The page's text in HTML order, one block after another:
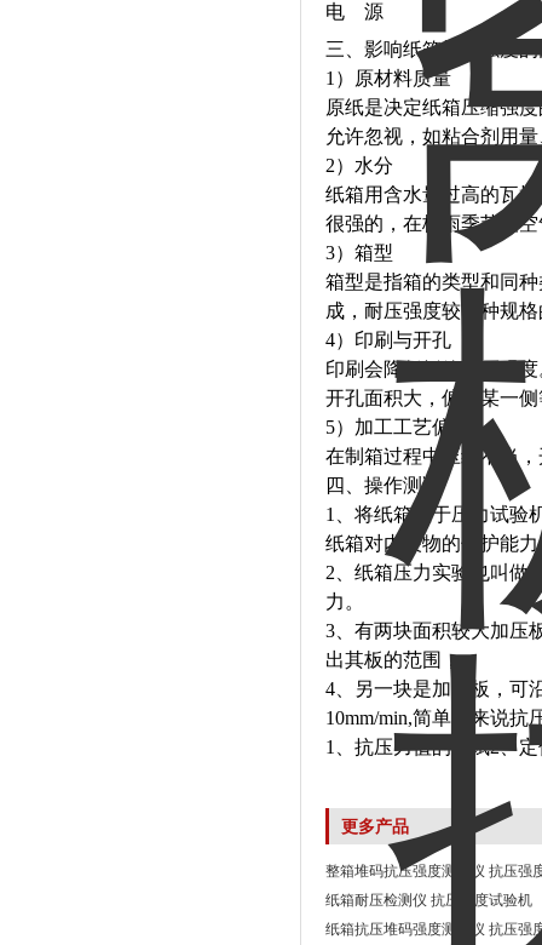
电 源
三、影响纸箱抗压强度
1）原材料质量
原纸是决定纸箱压缩强
允许忽视，如粘合剂用
2）水分
纸箱用含水量过高的瓦
很强的，在梅雨季节及
3）箱型
箱型是指箱的类型和同
成，耐压强度较同种规
4）印刷与开孔
印刷会降低纸箱抗压强
开孔面积大，偏向某一
5）加工工艺偏差
在制箱过程中压线不当
四、 操作测试
1、将纸箱置于压力试验
纸箱对内装物的保护能力
2、纸箱压力实验也叫做
力。
3、有两块面积较大加压
出其板的范围；
4、另一块是加压板，可
10mm/min,简单的来说抗
1、抗压力值的测试2、
更多产品
整箱堆码抗压强度测试仪 抗压强
纸箱耐压检测仪 抗压强度试验机
纸箱抗压堆码强度测试仪 抗压强